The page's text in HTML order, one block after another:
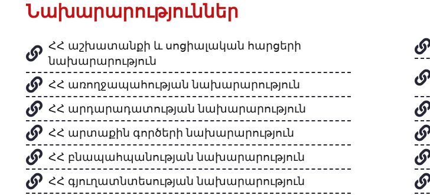
Նախարարություններ
ՀՀ աշխատանքի և սոցիալական հարցերի
նախարարություն
ՀՀ առողջապահության նախարարություն
ՀՀ արդարադատության նախարարություն
ՀՀ արտաքին գործերի նախարարություն
ՀՀ բնապահպանության նախարարություն
ՀՀ գյուղատնտեսության նախարարություն